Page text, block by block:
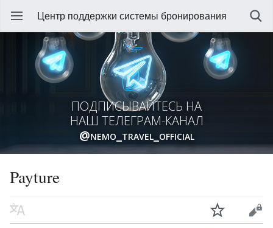
Центр поддержки системы бронирования
ПОДПИСЫВАЙТЕСЬ НА
НАШ ТЕЛЕГРАМ-КАНАЛ
@nemo_travel_official
Payture